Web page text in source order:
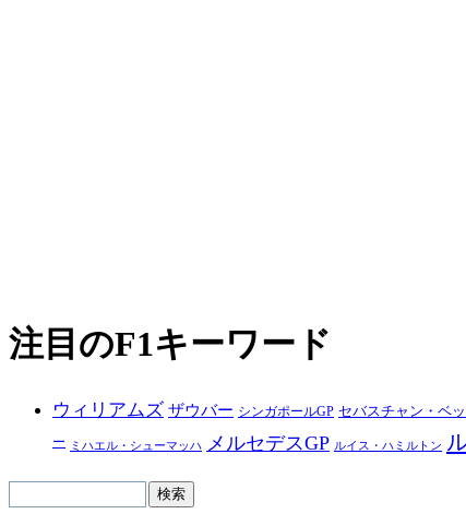
注目のF1キーワード
ウィリアムズ ザウバー シンガポールGP セバスチャン・ベ
ー ミハエル・シューマッハ メルセデスGP ルイス・ハミルトン